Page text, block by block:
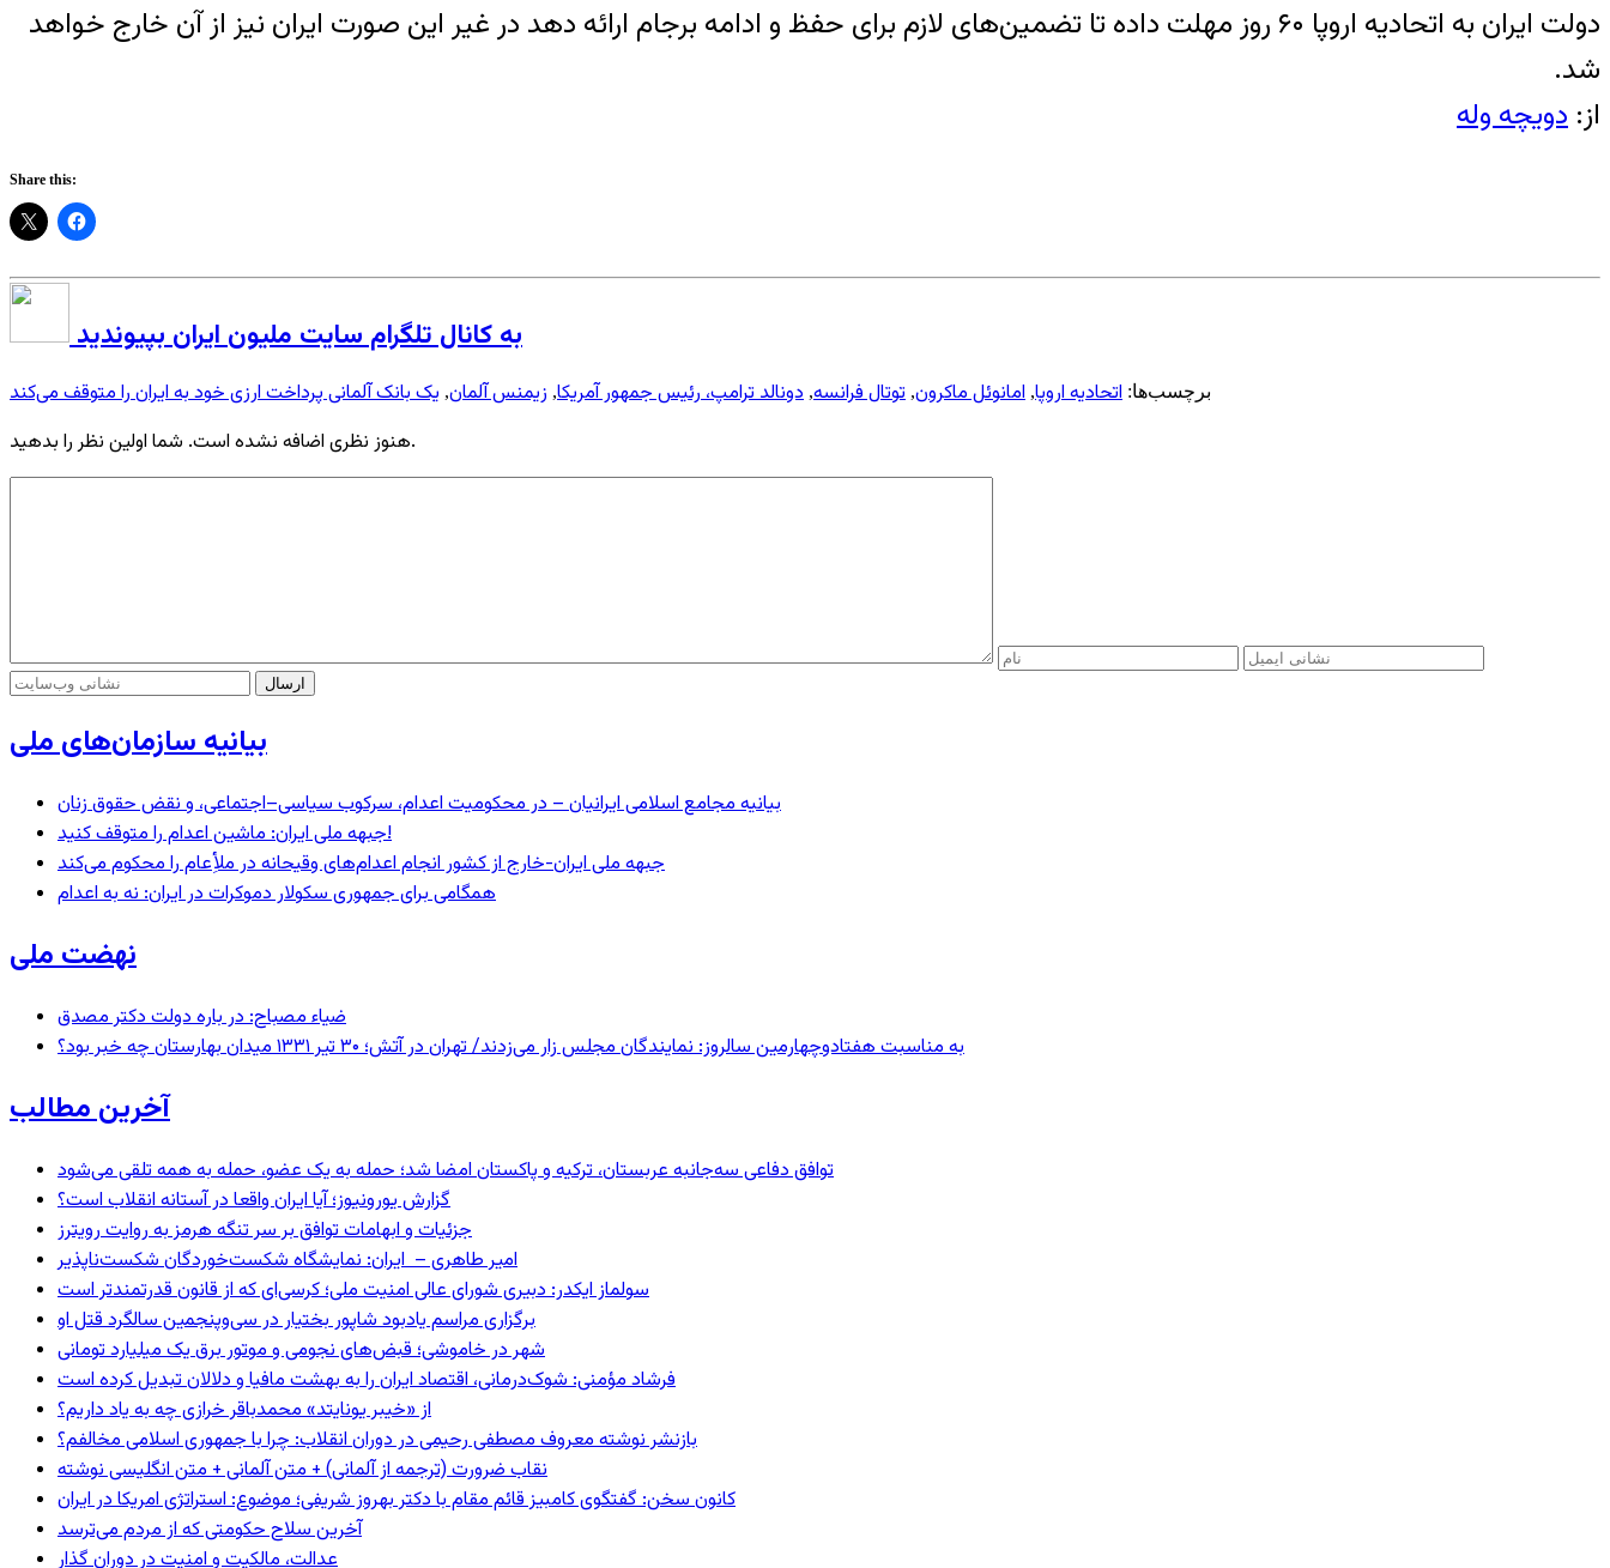
دولت ایران به اتحادیه اروپا ۶۰ روز مهلت داده تا تضمین‌های لازم برای حفظ و ادامه برجام ارائه دهد در غیر این صورت ایران نیز از آن خارج خواهد
شد.
از: دویچه وله
Share this:
به کانال تلگرام سایت ملیون ایران بپیوندید
برچسب‌ها: اتحادیه اروپا, امانوئل ماکرون, توتال فرانسه, دونالد ترامپ، رئیس جمهور آمریکا, زیمنس آلمان, یک بانک آلمانی پرداخت ارزی خود به ایران را متوقف می‌کند
هنوز نظری اضافه نشده است. شما اولین نظر را بدهید.
بیانیه سازمان‌های ملی
بیانیه مجامع اسلامی ایرانیان – در محکومیت اعدام، سرکوب سیاسی–اجتماعی، و نقض حقوق زنان
جبهه ملی ایران: ماشین اعدام را متوقف کنید!
جبهه ملی ایران-خارج از کشور انجام اعدام‌های وقیحانه در ملأِعام را محکوم می‌کند
همگامی برای جمهوری سکولار دموکرات در ایران: نه به اعدام
نهضت ملی
ضیاء مصباح: در باره دولت دکتر مصدق
به مناسبت هفتادوچهارمین سالروز: نمایندگان مجلس زار می‌زدند/ تهران در آتش؛ ۳۰ تیر ۱۳۳۱ میدان بهارستان چه خبر بود؟
آخرین مطالب
توافق دفاعی سه‌جانبه عربستان، ترکیه و پاکستان امضا شد؛ حمله به یک عضو، حمله به همه تلقی می‌شود
گزارش یورونیوز؛ آیا ایران واقعا در آستانه انقلاب است؟
جزئیات و ابهامات توافق بر سر تنگه هرمز به روایت رویترز
امیر طاهری – ایران: نمایشگاه شکست‌خوردگان شکست‌ناپذیر
سولماز ایکدر: دبیری شورای عالی امنیت ملی؛ کرسی‌ای که از قانون قدرتمندتر است
برگزاری مراسم یادبود شاپور بختیار در سی‌وپنجمین سالگرد قتل او
شهر در خاموشی؛ قبض‌های نجومی و موتور برق یک میلیارد تومانی
فرشاد مؤمنی: شوک‌درمانی، اقتصاد ایران را به بهشت مافیا و دلالان تبدیل کرده است
از «خیبر یونایتد» محمدباقر خرازی چه به یاد داریم؟
بازنشر نوشته معروف مصطفی رحیمی در دوران انقلاب: چرا با جمهوری اسلامی مخالفم؟
نقاب ضرورت (ترجمه از آلمانی) + متن آلمانی + متن انگلیسی نوشته
کانون سخن: گفتگوی کامبیز قائم مقام با دکتر بهروز شریفی؛ موضوع: استراتژی امریکا در ایران
آخرین سلاح حکومتی که از مردم می‌ترسد
عدالت، مالکیت و امنیت در دوران گذار